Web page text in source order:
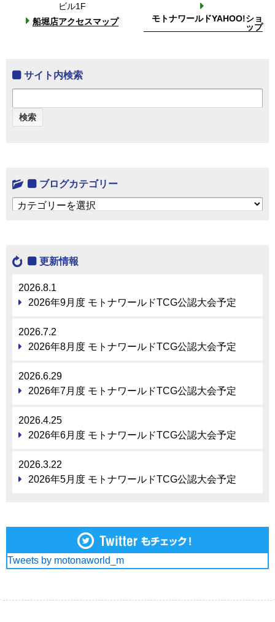
ビル1F
船堀店アクセスマップ
モトナワールドYAHOO!ショ
ップ
サイト内検索
ブログカテゴリー
ブログカテゴリー
更新情報
2026.8.1
2026年9月度 モトナワールドTCG公認大会予定
2026.7.2
2026年8月度 モトナワールドTCG公認大会予定
2026.6.29
2026年7月度 モトナワールドTCG公認大会予定
2026.4.25
2026年6月度 モトナワールドTCG公認大会予定
2026.3.22
2026年5月度 モトナワールドTCG公認大会予定
Tweets by motonaworld_m